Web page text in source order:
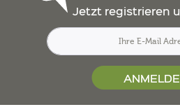
Jetzt registrieren